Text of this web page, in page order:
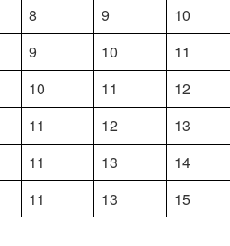
8 9
10
9 10
11
10 11
12
11 12
13
11 13
14
11 13 15